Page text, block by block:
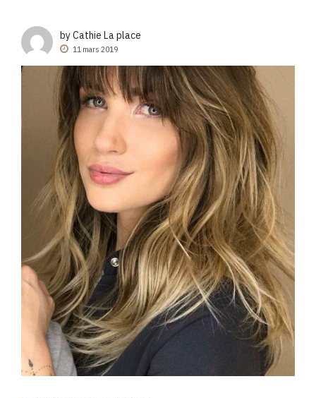
by Cathie La place
11 mars 2019